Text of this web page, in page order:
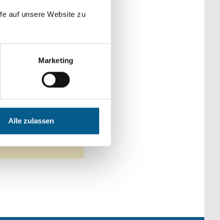
auf unsere Website zu
Marketing
Alle zulassen
Kategorien